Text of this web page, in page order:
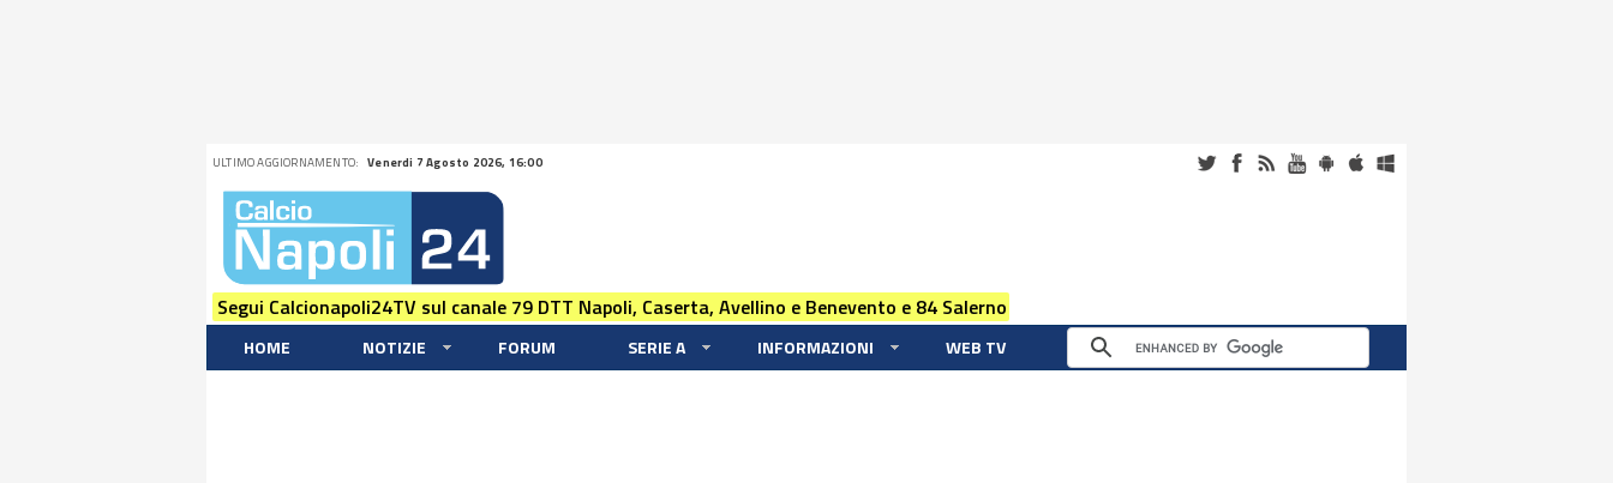
ULTIMO AGGIORNAMENTO: Venerdi 7 Agosto 2026, 16:00
Segui Calcionapoli24TV sul canale 79 DTT Napoli, Caserta, Avellino e Benevento e 84 Salerno
HOME NOTIZIE FORUM SERIE A INFORMAZIONI WEB TV